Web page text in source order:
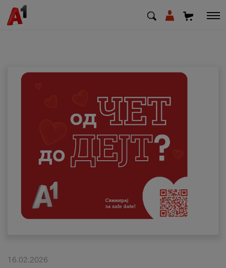
Деловни
Поддршка
Надополни кредит
Плати сметка
#ПодобарОнлајн
16.02.2026